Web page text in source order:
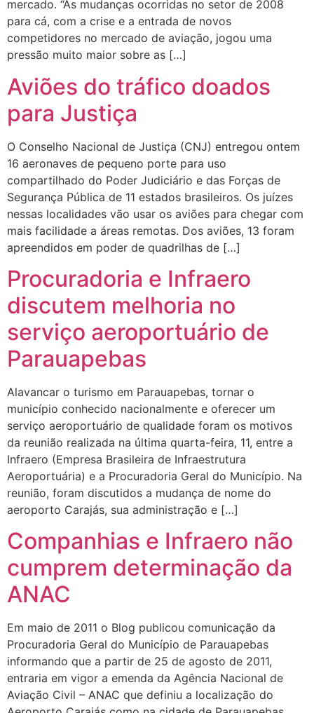
mercado. “As mudanças ocorridas no setor de 2008
para cá, com a crise e a entrada de novos
competidores no mercado de aviação, jogou uma
pressão muito maior sobre as […]
Aviões do tráfico doados
para Justiça
O Conselho Nacional de Justiça (CNJ) entregou ontem
16 aeronaves de pequeno porte para uso
compartilhado do Poder Judiciário e das Forças de
Segurança Pública de 11 estados brasileiros. Os juízes
nessas localidades vão usar os aviões para chegar com
mais facilidade a áreas remotas. Dos aviões, 13 foram
apreendidos em poder de quadrilhas de […]
Procuradoria e Infraero
discutem melhoria no
serviço aeroportuário de
Parauapebas
Alavancar o turismo em Parauapebas, tornar o
município conhecido nacionalmente e oferecer um
serviço aeroportuário de qualidade foram os motivos
da reunião realizada na última quarta-feira, 11, entre a
Infraero (Empresa Brasileira de Infraestrutura
Aeroportuária) e a Procuradoria Geral do Município. Na
reunião, foram discutidos a mudança de nome do
aeroporto Carajás, sua administração e […]
Companhias e Infraero não
cumprem determinação da
ANAC
Em maio de 2011 o Blog publicou comunicação da
Procuradoria Geral do Município de Parauapebas
informando que a partir de 25 de agosto de 2011,
entraria em vigor a emenda da Agência Nacional de
Aviação Civil – ANAC que definiu a localização do